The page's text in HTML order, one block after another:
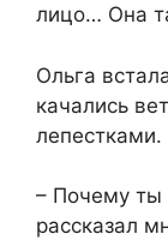
лицо… Она
Ольга
качались
лепестками.
– Почему ты
рассказал